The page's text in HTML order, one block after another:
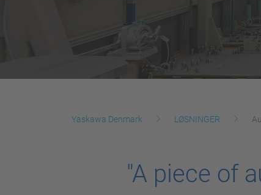
Yaskawa Denmark LØSNINGER
"A piece of